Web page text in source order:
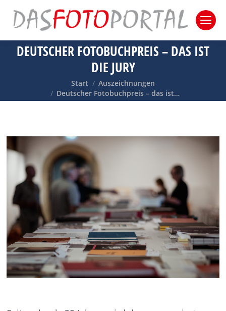
DEUTSCHER FOTOBUCHPREIS – DAS IST
DIE JURY
Sie befinden sich hier:
Start
Auszeichnungen
Deutscher Fotobuchpreis – das ist…